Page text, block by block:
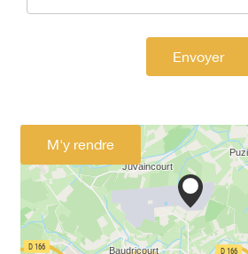
Envoyer
M'y rendre